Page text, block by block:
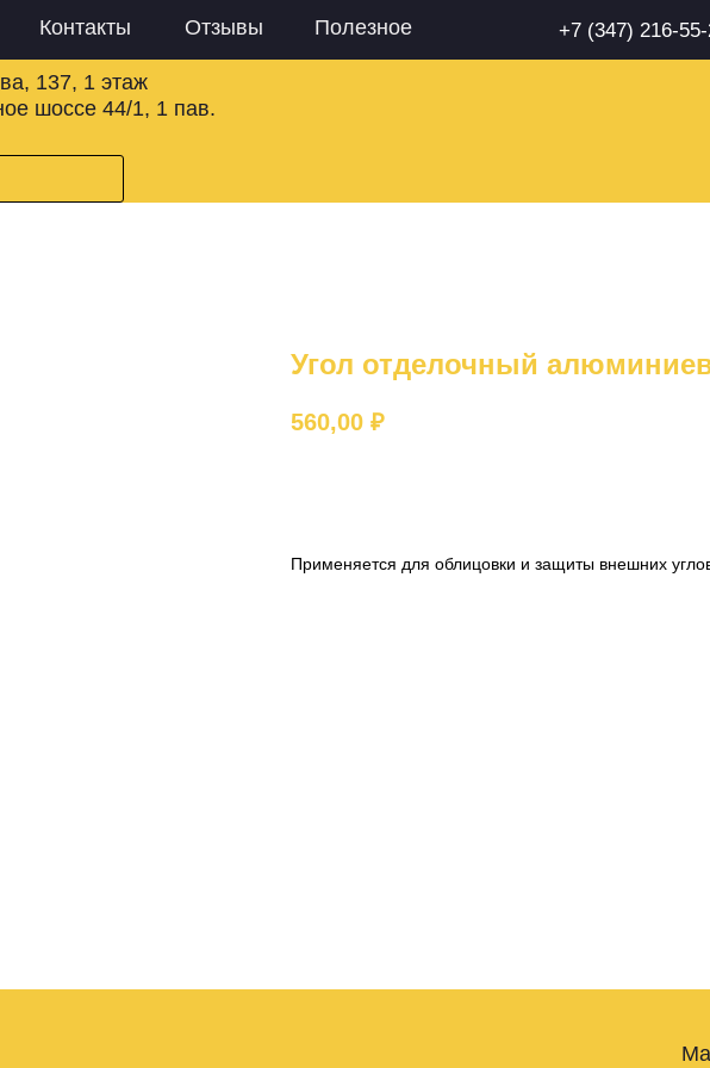
Контакты Отзывы Полезное
шоссе 44/1, 1 пав.
137, 1 этаж
+7 (347) 216-
Угол отделочный
560,00 ₽
Применяется для облицовки и защиты внешних